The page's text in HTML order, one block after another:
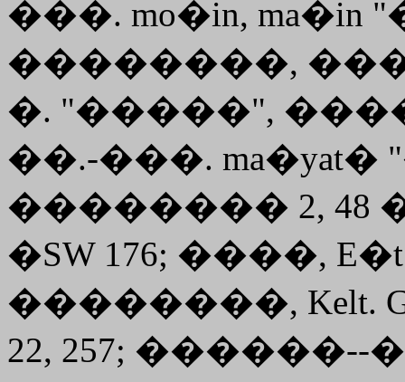
���. mo�in,
��������,
�. "�����",
��.-���.
�������� 2, 48
�SW 176; ����, E�t.
��������, Kelt.
22, 257; ������--